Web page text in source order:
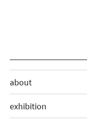
about
exhibition